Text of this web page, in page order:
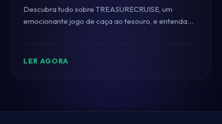
Descubra tudo sobre TREASURECRUISE, um
emocionante jogo de caça ao tesouro, e entenda
LER AGORA